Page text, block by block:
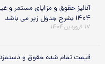
آنالیز حقوق و مزایای مستمر و
۱۴۰۴ بشرح جدول زیر می باشد
۱۷ فروردین ۱۴۰۴